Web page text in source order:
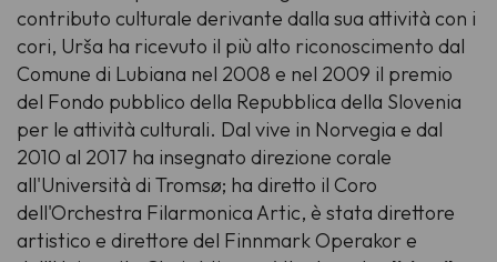
contributo culturale derivante dalla sua attività con i
cori, Urša ha ricevuto il più alto riconoscimento dal
Comune di Lubiana nel 2008 e nel 2009 il premio
del Fondo pubblico della Repubblica della Slovenia
per le attività culturali. Dal vive in Norvegia e dal
2010 al 2017 ha insegnato direzione corale
all'Università di Tromsø; ha diretto il Coro
dell'Orchestra Filarmonica Artic, è stata direttore
artistico e direttore del Finnmark Operakor e